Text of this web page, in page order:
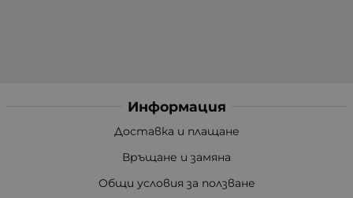
Информация
Доставка и плащане
Връщане и замяна
Общи условия за ползване